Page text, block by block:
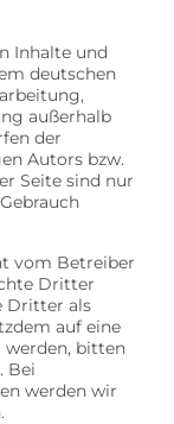
Inhalte und
deutschen
außerhalb
der
Autors bzw.
Seite sind nur
vom Betreiber
Dritter
Dritter als
auf eine
werden, bitten
Bei
werden wir